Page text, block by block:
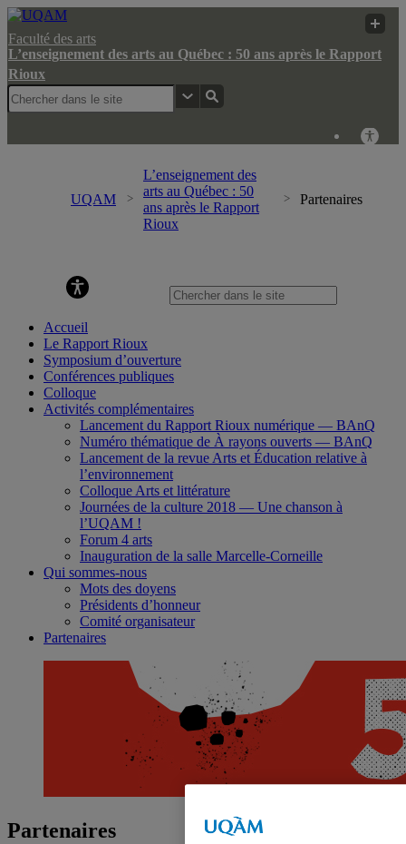
Faculté des arts
L’enseignement des arts au Québec : 50 ans après le Rapport
Rioux
UQAM
L’enseignement des
arts au Québec : 50
ans après le Rapport
Rioux
Partenaires
Accueil
Le Rapport Rioux
Symposium d’ouverture
Conférences publiques
Colloque
Activités complémentaires
Lancement du Rapport Rioux numérique ― BAnQ
Numéro thématique de À rayons ouverts ― BAnQ
Lancement de la revue Arts et Éducation relative à
l’environnement
Colloque Arts et littérature
Journées de la culture 2018 ― Une chanson à
l’UQAM !
Forum 4 arts
Inauguration de la salle Marcelle-Corneille
Qui sommes-nous
Mots des doyens
Présidents d’honneur
Comité organisateur
Partenaires
Partenaires